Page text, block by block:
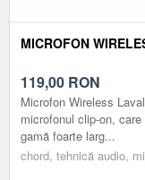
MICROFON
119,00 RON
Microfon Wireless
microfonul clip-on,
gamă foarte larg...
chord, tehnică audio,